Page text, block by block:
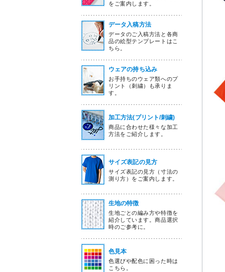
をご案内します。
データ入稿方法
データのご入稿方法と各商
品の絵型テンプレートはこ
ちら。
ウェアの持ち込み
お手持ちのウェア類へのプ
リント（刺繍）も承りま
す。
加工方法(プリント/刺繍)
商品に合わせた様々な加工
方法をご紹介します。
サイズ表記の見方
サイズ表記の見方（寸法の
測り方）をご案内します。
生地の特徴
生地ごとの編み方や特徴を
紹介しています。商品選択
時のご参考に。
色見本
色選びや配色に困った時は
こちら。